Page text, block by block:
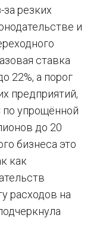
резких
и
ставка
22%, а порог
предприятий,
упрощённой
до 20
бизнеса это
как
расходов на